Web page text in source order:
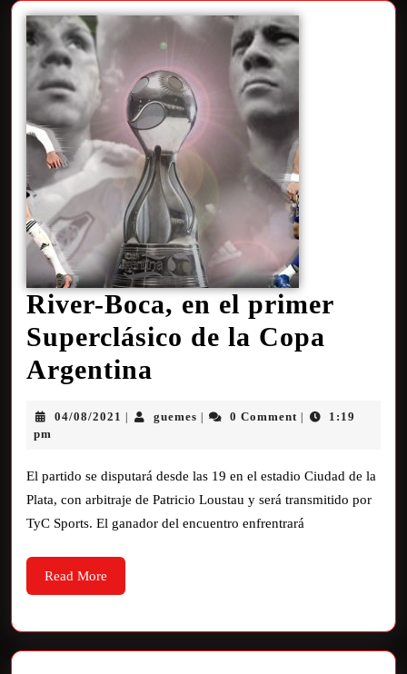
River-Boca, en el primer
Superclásico de la Copa
Argentina
04/08/2021 guemes 0 Comment
1:19
pm
El partido se disputará desde las 19 en el estadio Ciudad de la
Plata, con arbitraje de Patricio Loustau y será transmitido por
TyC Sports. El ganador del encuentro enfrentrará
Read More